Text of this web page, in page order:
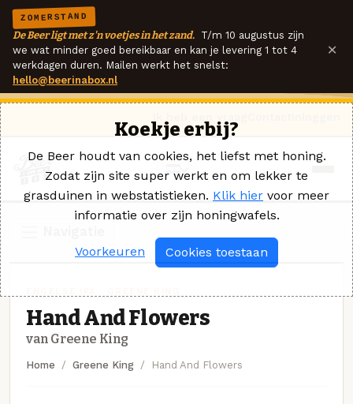
ZOMERSTAND
De Beer ligt met z'n voetjes in het zand. T/m 10 augustus zijn
we wat minder goed bereikbaar en kan je levering 1 tot 4
werkdagen duren. Mailen werkt het snelst:
hello@beerinabox.nl
×
Hand And Flowers
van Greene King
Home Greene King Hand And Flowers
Koekje erbij?
De Beer houdt van cookies, het liefst met honing.
Zodat zijn site super werkt en om lekker te
grasduinen in webstatistieken. Klik hier voor meer
informatie over zijn honingwafels.
Voorkeuren Cookies toestaan